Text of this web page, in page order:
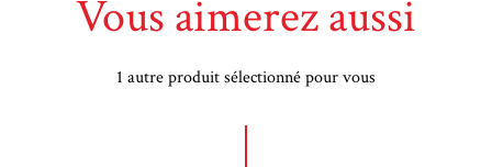
Vous aimerez aussi
1 autre produit sélectionné pour vous